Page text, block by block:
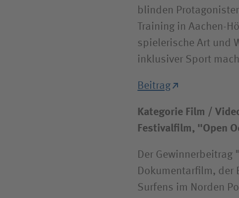
blinden
Training in Aachen-
spielerische Art und
inklusiver Sport
Beitrag
Kategorie Film /
Festivalfilm, "Open
Der
Dokumentarfilm, der
Surfens im Norden